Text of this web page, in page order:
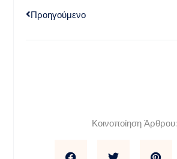
Προηγούμενο
Κοινοποίηση Άρθρου: